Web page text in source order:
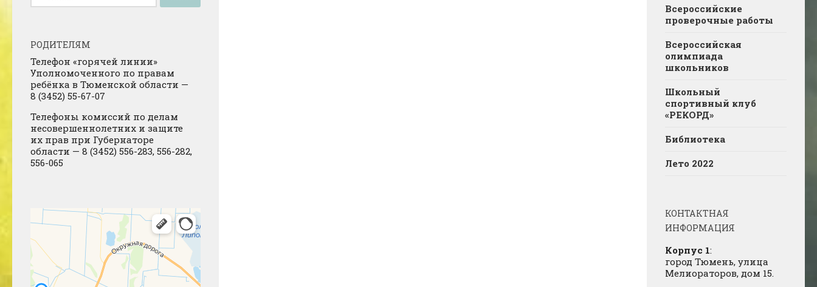
РОДИТЕЛЯМ
Телефон «горячей линии»
Уполномоченного по правам
ребёнка в Тюменской области —
8 (3452) 55-67-07
Телефоны комиссий по делам
несовершеннолетних и защите
их прав при Губернаторе
области — 8 (3452) 556-283, 556-282,
556-065
Всероссийские
проверочные работы
Всероссийская
олимпиада
школьников
Школьный
спортивный клуб
«РЕКОРД»
Библиотека
Лето 2022
КОНТАКТНАЯ
ИНФОРМАЦИЯ
Корпус 1:
город Тюмень, улица
Мелиораторов, дом 15.